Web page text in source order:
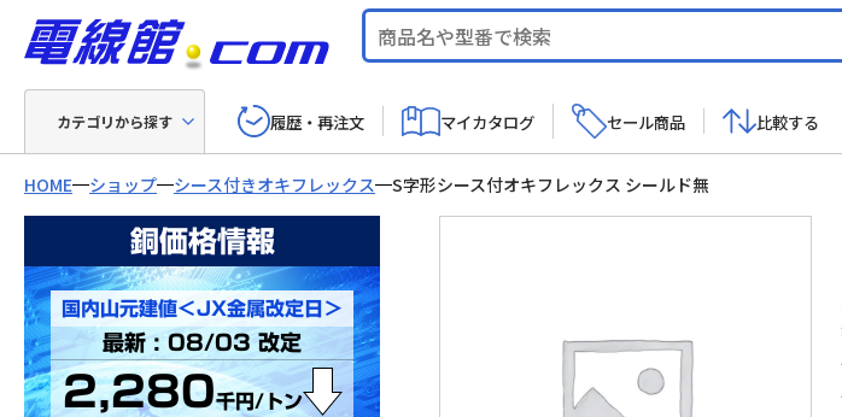
カテゴリから探す 履歴・再注文 マイカタログ セール商品 比較する
HOME ショップ シース付きオキフレックス S字形シース付オキフレックス シールド無
銅価格情報
国内山元建値＜JX金属改定日＞
最新 : 08/03 改定
2,280千円/トン